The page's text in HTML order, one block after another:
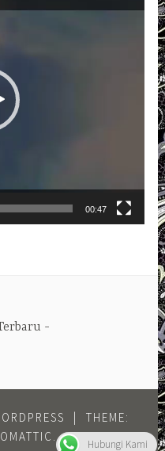
00:47
|
THEME:
Hubungi Kami